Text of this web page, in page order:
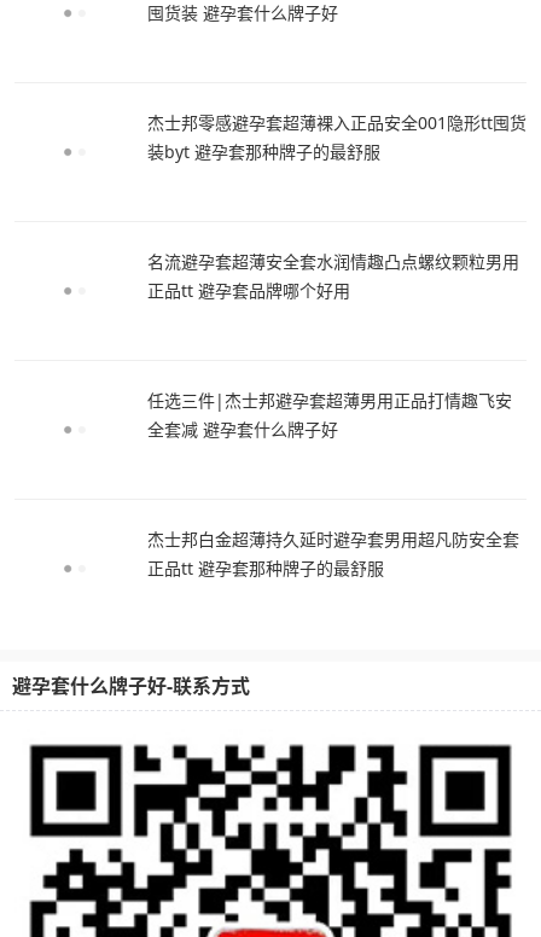
囤货装 避孕套什么牌子好
杰士邦零感避孕套超薄裸入正品安全001隐形tt囤货
装byt 避孕套那种牌子的最舒服
名流避孕套超薄安全套水润情趣凸点螺纹颗粒男用
正品tt 避孕套品牌哪个好用
任选三件|杰士邦避孕套超薄男用正品打情趣飞安
全套减 避孕套什么牌子好
杰士邦白金超薄持久延时避孕套男用超凡防安全套
正品tt 避孕套那种牌子的最舒服
避孕套什么牌子好-联系方式